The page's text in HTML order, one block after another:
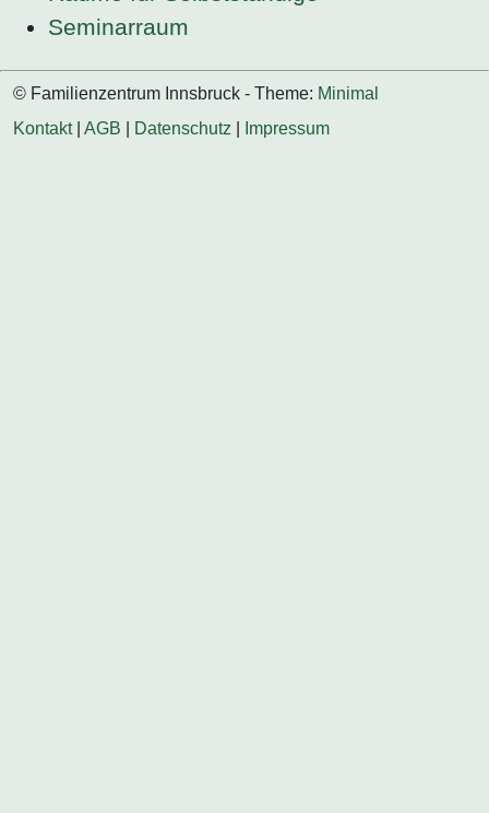
Seminarraum
© Familienzentrum Innsbruck - Theme: Minimal
Kontakt| AGB Datenschutz Impressum